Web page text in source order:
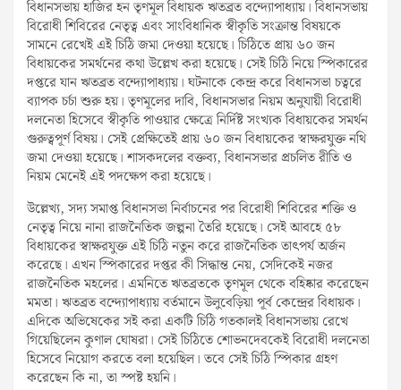
বিধানসভায় হাজির হন তৃণমূল বিধায়ক ঋতব্রত বন্দ্যোপাধ্যায়। বিধানসভায়
বিরোধী শিবিরের নেতৃত্ব এবং সাংবিধানিক স্বীকৃতি সংক্রান্ত বিষয়কে
সামনে রেখেই এই চিঠি জমা দেওয়া হয়েছে। চিঠিতে প্রায় ৬০ জন
বিধায়কের সমর্থনের কথা উল্লেখ করা হয়েছে। সেই চিঠি নিয়ে স্পিকারের
দপ্তরে যান ঋতব্রত বন্দ্যোপাধ্যায়। ঘটনাকে কেন্দ্র করে বিধানসভা চত্বরে
ব্যাপক চর্চা শুরু হয়। তৃণমূলের দাবি, বিধানসভার নিয়ম অনুযায়ী বিরোধী
দলনেতা হিসেবে স্বীকৃতি পাওয়ার ক্ষেত্রে নির্দিষ্ট সংখ্যক বিধায়কের সমর্থন
গুরুত্বপূর্ণ বিষয়। সেই প্রেক্ষিতেই প্রায় ৬০ জন বিধায়কের স্বাক্ষরযুক্ত নথি
জমা দেওয়া হয়েছে। শাসকদলের বক্তব্য, বিধানসভার প্রচলিত রীতি ও
নিয়ম মেনেই এই পদক্ষেপ করা হয়েছে।
উল্লেখ্য, সদ্য সমাপ্ত বিধানসভা নির্বাচনের পর বিরোধী শিবিরের শক্তি ও
নেতৃত্ব নিয়ে নানা রাজনৈতিক জল্পনা তৈরি হয়েছে। সেই আবহে ৫৮
বিধায়কের স্বাক্ষরযুক্ত এই চিঠি নতুন করে রাজনৈতিক তাৎপর্য অর্জন
করেছে। এখন স্পিকারের দপ্তর কী সিদ্ধান্ত নেয়, সেদিকেই নজর
রাজনৈতিক মহলের। এমনিতে ঋতব্রতকে তৃণমূল থেকে বহিষ্কার করেছেন
মমতা। ঋতব্রত বন্দ্যোপাধ্যায় বর্তমানে উলুবেড়িয়া পূর্ব কেন্দ্রের বিধায়ক।
এদিকে অভিষেকের সই করা একটি চিঠি গতকালই বিধানসভায় রেখে
গিয়েছিলেন কুণাল ঘোষরা। সেই চিঠিতে শোভনদেবকেই বিরোধী দলনেতা
হিসেবে নিয়োগ করতে বলা হয়েছিল। তবে সেই চিঠি স্পিকার গ্রহণ
করেছেন কি না, তা স্পষ্ট হয়নি।